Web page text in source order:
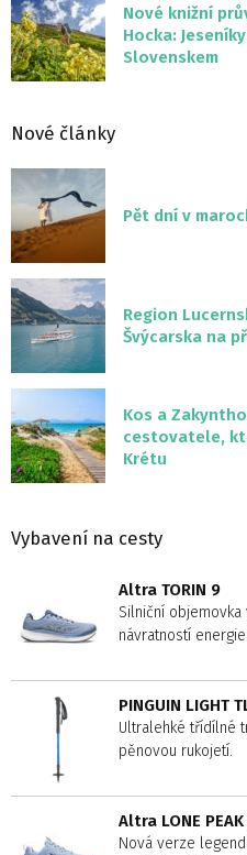
Nové knižní
Hocka:
Slovenskem
Nové články
Pět dní v
Region
Švýcarska na
Kos a
cestovatele,
Krétu
Vybavení na cesty
Altra TORIN 9
Silniční
návratností
PINGUIN LIGHT
Ultralehké třídílné
pěnovou rukojetí.
Altra LONE PEAK
Nová verze